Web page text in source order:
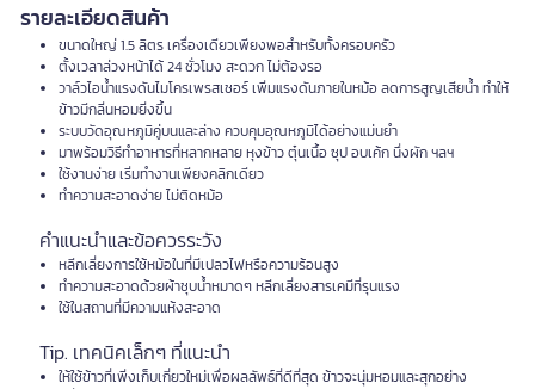
รายละเอียดสินค้า
ขนาดใหญ่ 1.5 ลิตร เครื่องเดียวเพียงพอสำหรับทั้งครอบครัว
ตั้งเวลาล่วงหน้าได้ 24 ชั่วโมง สะดวก ไม่ต้องรอ
วาล์วไอน้ำแรงดันไมโครเพรสเชอร์ เพิ่มแรงดันภายในหม้อ ลดการสูญเสียน้ำ ทำให้
ข้าวมีกลิ่นหอมยิ่งขึ้น
ระบบวัดอุณหภูมิคู่บนและล่าง ควบคุมอุณหภูมิได้อย่างแม่นยำ
มาพร้อมวิธีทำอาหารที่หลากหลาย หุงข้าว ตุ๋นเนื้อ ซุป อบเค้ก นึ่งผัก ฯลฯ
ใช้งานง่าย เริ่มทำงานเพียงคลิกเดียว
ทำความสะอาดง่าย ไม่ติดหม้อ
คำแนะนำและข้อควรระวัง
หลีกเลี่ยงการใช้หม้อในที่มีเปลวไฟหรือความร้อนสูง
ทำความสะอาดด้วยผ้าชุบน้ำหมาดๆ หลีกเลี่ยงสารเคมีที่รุนแรง
ใช้ในสถานที่มีความแห้งสะอาด
Tip. เทคนิคเล็กๆ ที่แนะนำ
ให้ใช้ข้าวที่เพิ่งเก็บเกี่ยวใหม่เพื่อผลลัพธ์ที่ดีที่สุด ข้าวจะนุ่มหอมและสุกอย่าง